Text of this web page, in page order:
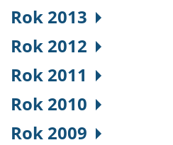
Rok 2013
Rok 2012
Rok 2011
Rok 2010
Rok 2009